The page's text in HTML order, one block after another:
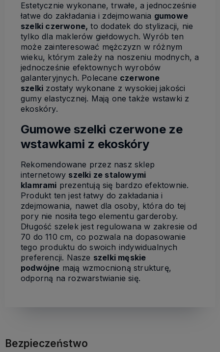
Estetycznie wykonane, trwałe, a jednocześnie
łatwe do zakładania i zdejmowania gumowe
szelki czerwone, to dodatek do stylizacji, nie
tylko dla maklerów giełdowych. Wyrób ten
może zainteresować mężczyzn w różnym
wieku, którym zależy na noszeniu modnych, a
jednocześnie efektownych wyrobów
galanteryjnych. Polecane czerwone
szelki zostały wykonane z wysokiej jakości
gumy elastycznej. Mają one także wstawki z
ekoskóry.
Gumowe szelki czerwone ze
wstawkami z ekoskóry
Rekomendowane przez nasz sklep
internetowy szelki ze stalowymi
klamrami prezentują się bardzo efektownie.
Produkt ten jest łatwy do zakładania i
zdejmowania, nawet dla osoby, która do tej
pory nie nosiła tego elementu garderoby.
Długość szelek jest regulowana w zakresie od
70 do 110 cm, co pozwala na dopasowanie
tego produktu do swoich indywidualnych
preferencji. Nasze szelki męskie
podwójne mają wzmocnioną strukturę,
odporną na rozwarstwianie się.
Bezpieczeństwo